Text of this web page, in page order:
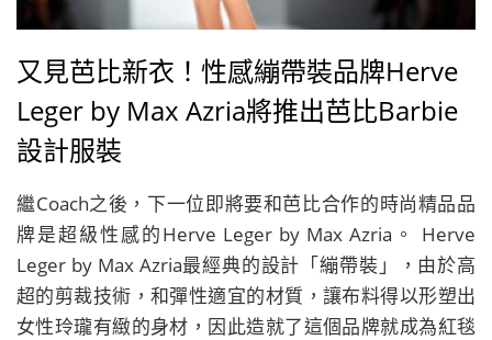
又見芭比新衣！性感繃帶裝品牌Herve
Leger by Max Azria將推出芭比Barbie
設計服裝
繼Coach之後，下一位即將要和芭比合作的時尚精品品
牌是超級性感的Herve Leger by Max Azria。 Herve
Leger by Max Azria最經典的設計「繃帶裝」，由於高
超的剪裁技術，和彈性適宜的材質，讓布料得以形塑出
女性玲瓏有緻的身材，因此造就了這個品牌就成為紅毯